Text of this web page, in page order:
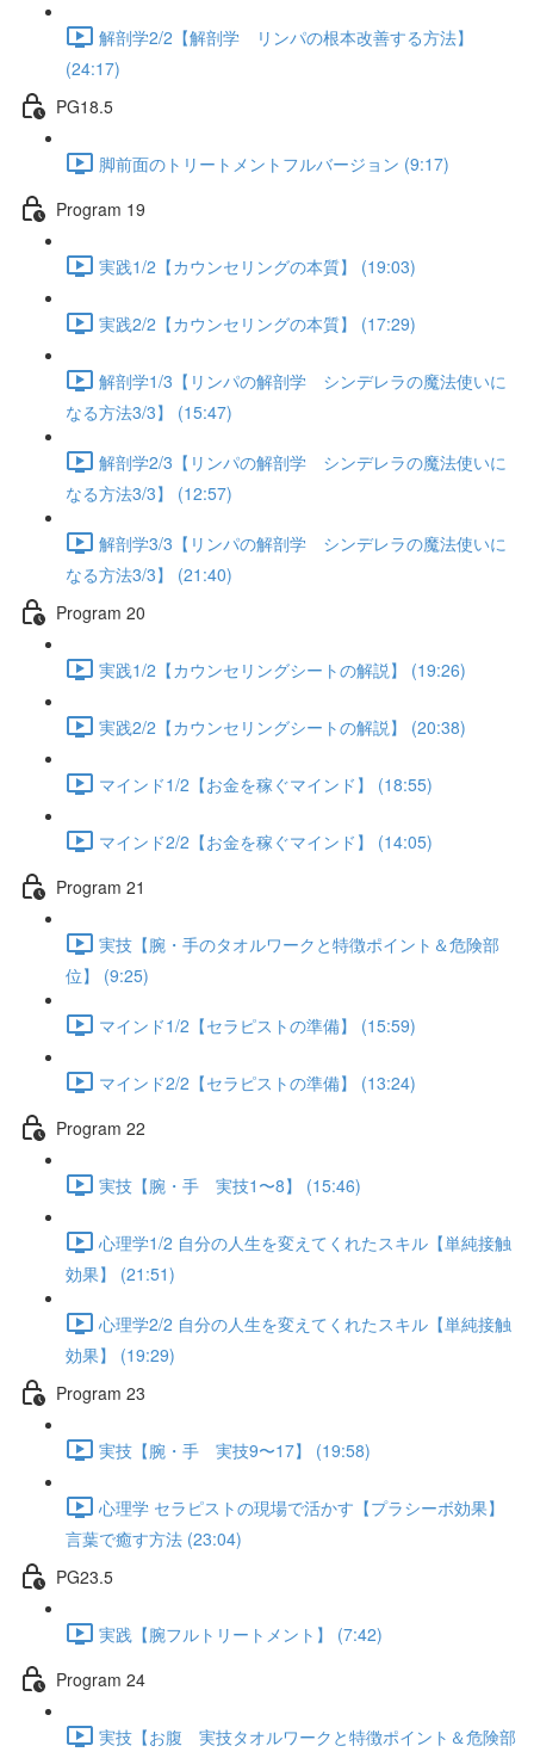
解剖学2/2【解剖学 リンパの根本改善する方法】
(24:17)
PG18.5
脚前面のトリートメントフルバージョン (9:17)
Program 19
実践1/2【カウンセリングの本質】 (19:03)
実践2/2【カウンセリングの本質】 (17:29)
解剖学1/3【リンパの解剖学 シンデレラの魔法使いに
なる方法3/3】 (15:47)
解剖学2/3【リンパの解剖学 シンデレラの魔法使いに
なる方法3/3】 (12:57)
解剖学3/3【リンパの解剖学 シンデレラの魔法使いに
なる方法3/3】 (21:40)
Program 20
実践1/2【カウンセリングシートの解説】 (19:26)
実践2/2【カウンセリングシートの解説】 (20:38)
マインド1/2【お金を稼ぐマインド】 (18:55)
マインド2/2【お金を稼ぐマインド】 (14:05)
Program 21
実技【腕・手のタオルワークと特徴ポイント＆危険部
位】 (9:25)
マインド1/2【セラピストの準備】 (15:59)
マインド2/2【セラピストの準備】 (13:24)
Program 22
実技【腕・手 実技1〜8】 (15:46)
心理学1/2 自分の人生を変えてくれたスキル【単純接触
効果】 (21:51)
心理学2/2 自分の人生を変えてくれたスキル【単純接触
効果】 (19:29)
Program 23
実技【腕・手 実技9〜17】 (19:58)
心理学 セラピストの現場で活かす【プラシーボ効果】
言葉で癒す方法 (23:04)
PG23.5
実践【腕フルトリートメント】 (7:42)
Program 24
実技【お腹 実技タオルワークと特徴ポイント＆危険部